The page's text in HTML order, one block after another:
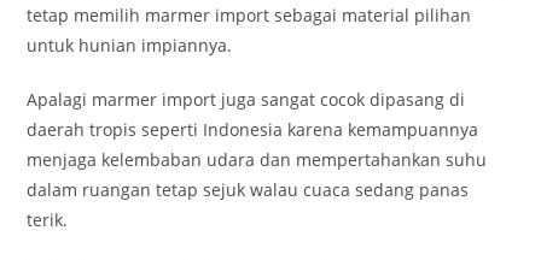
tetap memilih marmer import sebagai material pilihan
untuk hunian impiannya.
Apalagi marmer import juga sangat cocok dipasang di
daerah tropis seperti Indonesia karena kemampuannya
menjaga kelembaban udara dan mempertahankan suhu
dalam ruangan tetap sejuk walau cuaca sedang panas
terik.